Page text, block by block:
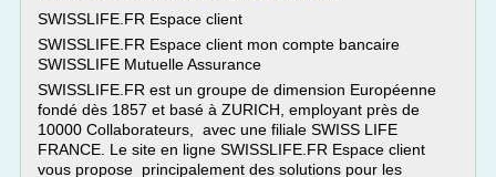
SWISSLIFE.FR Espace client
SWISSLIFE.FR Espace client mon compte bancaire
SWISSLIFE Mutuelle Assurance
SWISSLIFE.FR est un groupe de dimension Européenne
fondé dès 1857 et basé à ZURICH, employant près de
10000 Collaborateurs, avec une filiale SWISS LIFE
FRANCE. Le site en ligne SWISSLIFE.FR Espace client
vous propose principalement des solutions pour les